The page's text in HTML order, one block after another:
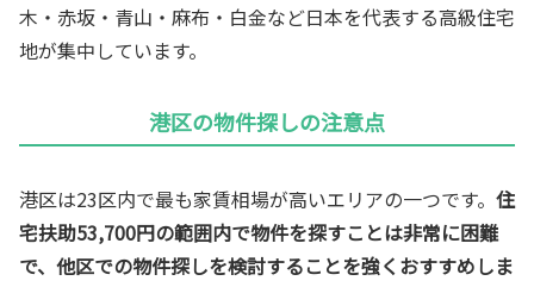
木・赤坂・青山・麻布・白金など日本を代表する高級住宅
地が集中しています。
港区の物件探しの注意点
港区は23区内で最も家賃相場が高いエリアの一つです。 住
宅扶助53,700円の範囲内で物件を探すことは非常に困難
で、他区での物件探しを検討することを強くおすすめしま